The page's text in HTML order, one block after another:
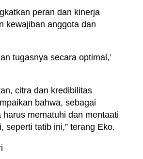
peran dan kinerja
kewajiban anggota dan
tugasnya secara optimal,’
citra dan kredibilitas
bahwa, sebagai
mematuhi dan mentaati
seperti tatib ini,” terang Eko.